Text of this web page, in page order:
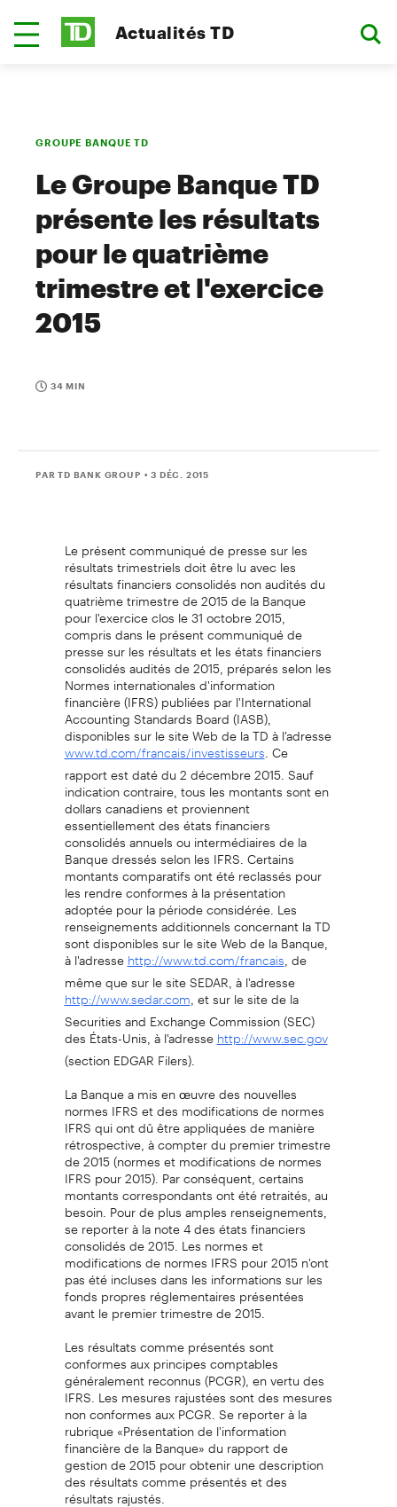
Actualités TD
GROUPE BANQUE TD
Le Groupe Banque TD
présente les résultats
pour le quatrième
trimestre et l'exercice
2015
34 MIN
PAR TD BANK GROUP • 3 DÉC. 2015
Le présent communiqué de presse sur les
résultats trimestriels doit être lu avec les
résultats financiers consolidés non audités du
quatrième trimestre de 2015 de la Banque
pour l'exercice clos le 31 octobre 2015,
compris dans le présent communiqué de
presse sur les résultats et les états financiers
consolidés audités de 2015, préparés selon les
Normes internationales d'information
financière (IFRS) publiées par l'International
Accounting Standards Board (IASB),
disponibles sur le site Web de la TD à l'adresse
www.td.com/francais/investisseurs. Ce
rapport est daté du 2 décembre 2015. Sauf
indication contraire, tous les montants sont en
dollars canadiens et proviennent
essentiellement des états financiers
consolidés annuels ou intermédiaires de la
Banque dressés selon les IFRS. Certains
montants comparatifs ont été reclassés pour
les rendre conformes à la présentation
adoptée pour la période considérée. Les
renseignements additionnels concernant la TD
sont disponibles sur le site Web de la Banque,
à l'adressehttp://www.td.com/francais, de
même que sur le site SEDAR, à l'adresse
http://www.sedar.com, et sur le site de la
Securities and Exchange Commission (SEC)
des États-Unis, à l'adressehttp://www.sec.gov
(section EDGAR Filers).
La Banque a mis en œuvre des nouvelles
normes IFRS et des modifications de normes
IFRS qui ont dû être appliquées de manière
rétrospective, à compter du premier trimestre
de 2015 (normes et modifications de normes
IFRS pour 2015). Par conséquent, certains
montants correspondants ont été retraités, au
besoin. Pour de plus amples renseignements,
se reporter à la note 4 des états financiers
consolidés de 2015. Les normes et
modifications de normes IFRS pour 2015 n'ont
pas été incluses dans les informations sur les
fonds propres réglementaires présentées
avant le premier trimestre de 2015.
Les résultats comme présentés sont
conformes aux principes comptables
généralement reconnus (PCGR), en vertu des
IFRS. Les mesures rajustées sont des mesures
non conformes aux PCGR. Se reporter à la
rubrique «Présentation de l'information
financière de la Banque» du rapport de
gestion de 2015 pour obtenir une description
des résultats comme présentés et des
résultats rajustés.